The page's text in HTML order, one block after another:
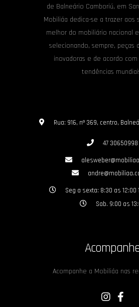
de Balneário Camboriú, em
Mobiliáa dedica-se a trazer aos
melhor do mobiliário nacional
selecionando, sempre, peças
inovadoras e de acordo
tendências
Rua: 916, nº 369, centro,
47 30650998
Seg a sexta: 8:30 as 12:00
Sab. 9:00 as
Acompanhe a Mobiliáa nas